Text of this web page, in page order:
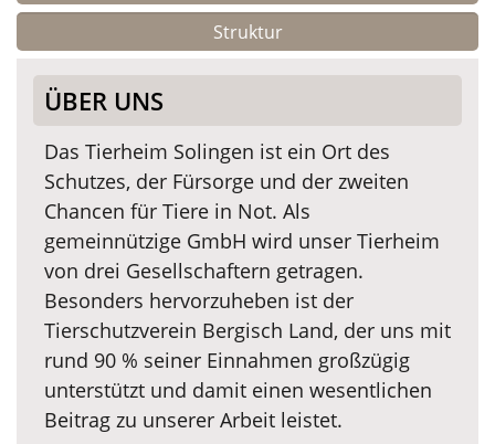
Struktur
ÜBER UNS
Das Tierheim Solingen ist ein Ort des
Schutzes, der Fürsorge und der zweiten
Chancen für Tiere in Not. Als
gemeinnützige GmbH wird unser Tierheim
von drei Gesellschaftern getragen.
Besonders hervorzuheben ist der
Tierschutzverein Bergisch Land, der uns mit
rund 90 % seiner Einnahmen großzügig
unterstützt und damit einen wesentlichen
Beitrag zu unserer Arbeit leistet.